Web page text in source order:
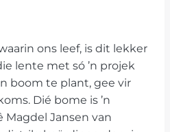
ons leef, is dit lekker
lente met só ’n projek
boom te plant, gee vir
Dié bome is ’n
Magdel Jansen van